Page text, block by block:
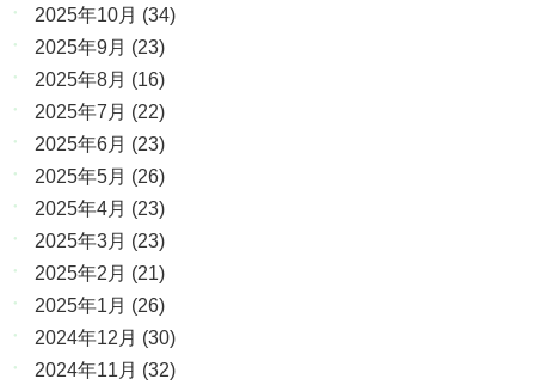
2025年10月 (34)
2025年9月 (23)
2025年8月 (16)
2025年7月 (22)
2025年6月 (23)
2025年5月 (26)
2025年4月 (23)
2025年3月 (23)
2025年2月 (21)
2025年1月 (26)
2024年12月 (30)
2024年11月 (32)